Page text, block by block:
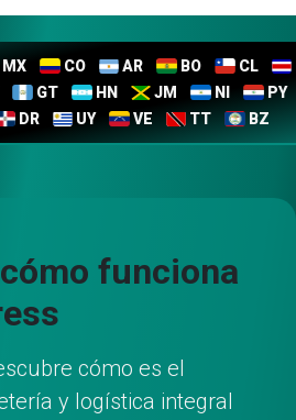
MX CO AR BO
CL
GT HN JM NI
PY
DR UY VE TT BZ
funciona
cómo es el
y logística integral